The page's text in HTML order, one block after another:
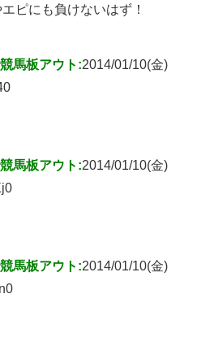
ピにも負けないはず！
馬板アウト:2014/01/10(金)
馬板アウト:2014/01/10(金)
馬板アウト:2014/01/10(金)